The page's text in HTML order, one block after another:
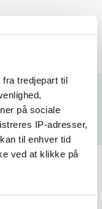
tredjepart til
på sociale
IP-adresser,
til enhver tid
ved at klikke på
seneste
Søg
beauty